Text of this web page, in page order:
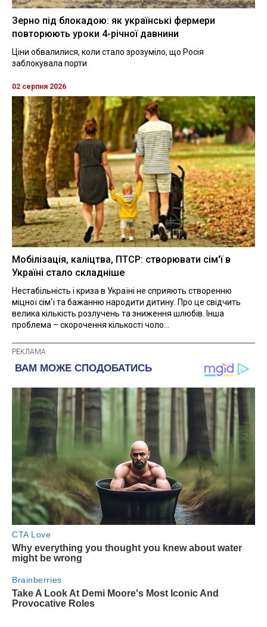
Зерно під блокадою: як українські фермери
повторюють уроки 4-річної давнини
Ціни обвалилися, коли стало зрозуміло, що Росія
заблокувала порти
02 серпня 2026
Мобілізація, каліцтва, ПТСР: створювати сім'ї в
Україні стало складніше
Нестабільність і криза в Україні не сприяють створенню
міцної сім'ї та бажанню народити дитину. Про це свідчить
велика кількість розлучень та зниження шлюбів. Інша
проблема – скорочення кількості чоло...